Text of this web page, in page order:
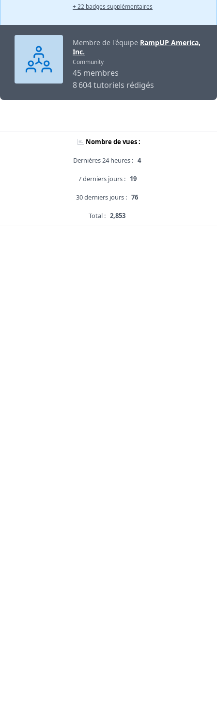
+ 22 badges supplémentaires
Membre de l'équipe RampUP America,
Inc.
Community
45 membres
8 604 tutoriels rédigés
Nombre de vues :
Dernières 24 heures : 4
7 derniers jours : 19
30 derniers jours : 76
Total : 2,853